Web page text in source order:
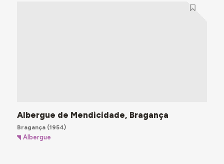
Albergue de Mendicidade, Bragança
Bragança(1954)
Albergue